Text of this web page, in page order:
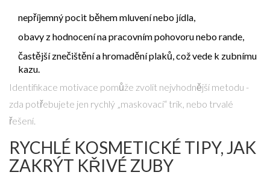
nepříjemný pocit během mluvení nebo jídla,
obavy z hodnocení na pracovním pohovoru nebo rande,
častější znečištění a hromadění plaků, což vede k zubnímu
kazu.
Identifikace motivace pomůže zvolit nejvhodnější metodu -
zda potřebujete jen rychlý „maskovací“ trik, nebo trvalé
řešení.
RYCHLÉ KOSMETICKÉ TIPY, JAK
ZAKRÝT KŘIVÉ ZUBY